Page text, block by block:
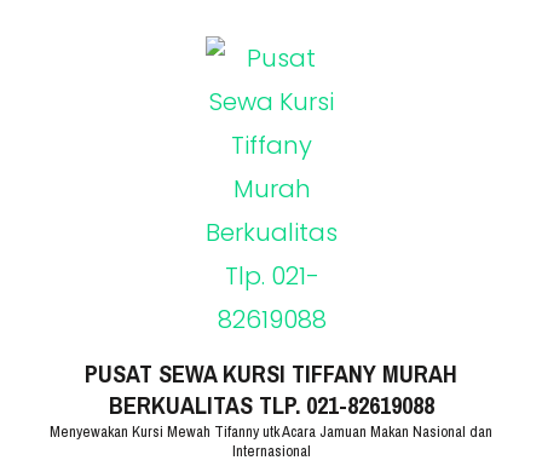
PUSAT SEWA KURSI TIFFANY MURAH
BERKUALITAS TLP. 021-82619088
Menyewakan Kursi Mewah Tifanny utk Acara Jamuan Makan Nasional dan
Internasional